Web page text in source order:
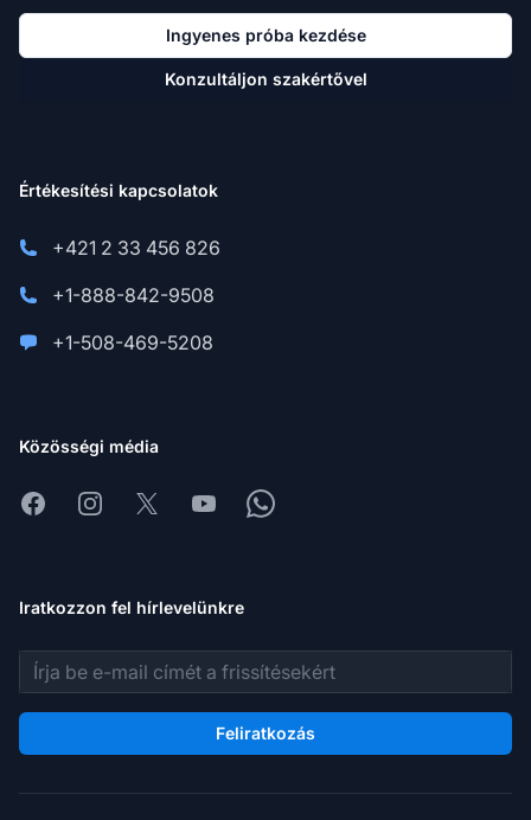
Ingyenes próba kezdése
Konzultáljon szakértővel
Értékesítési kapcsolatok
+421 2 33 456 826
+1-888-842-9508
+1-508-469-5208
Közösségi média
FacebookInstagram
X YoutubeWhatsapp
Iratkozzon fel hírlevelünkre
E-mail cím
Feliratkozás